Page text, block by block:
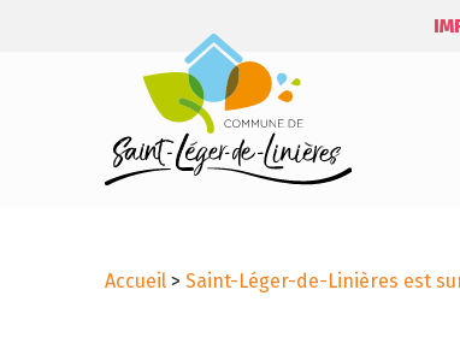
Accueil > Saint-Léger-de-Linières est